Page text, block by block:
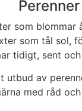
Perenner
som blommar
som tål sol,
tidigt, sent
utbud av
med råd